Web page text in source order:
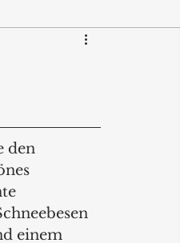
den
einem